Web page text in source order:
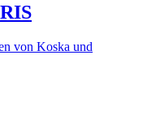
von Koska und